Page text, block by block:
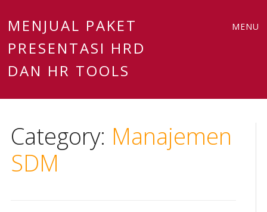
MENJUAL PAKET
PRESENTASI HRD
DAN HR TOOLS
MENU
Category: Manajemen
SDM